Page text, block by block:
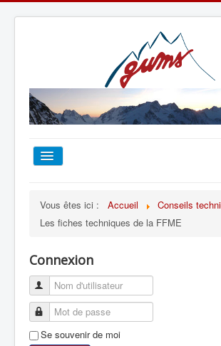
TOUT SUR LE GUMS
ESCALADE
ALPINISME
SKI DE RANDONNÉE
Vous êtes ici : Accueil
Conseils
Les fiches techniques de la FFME
Connexion
Se souvenir de moi